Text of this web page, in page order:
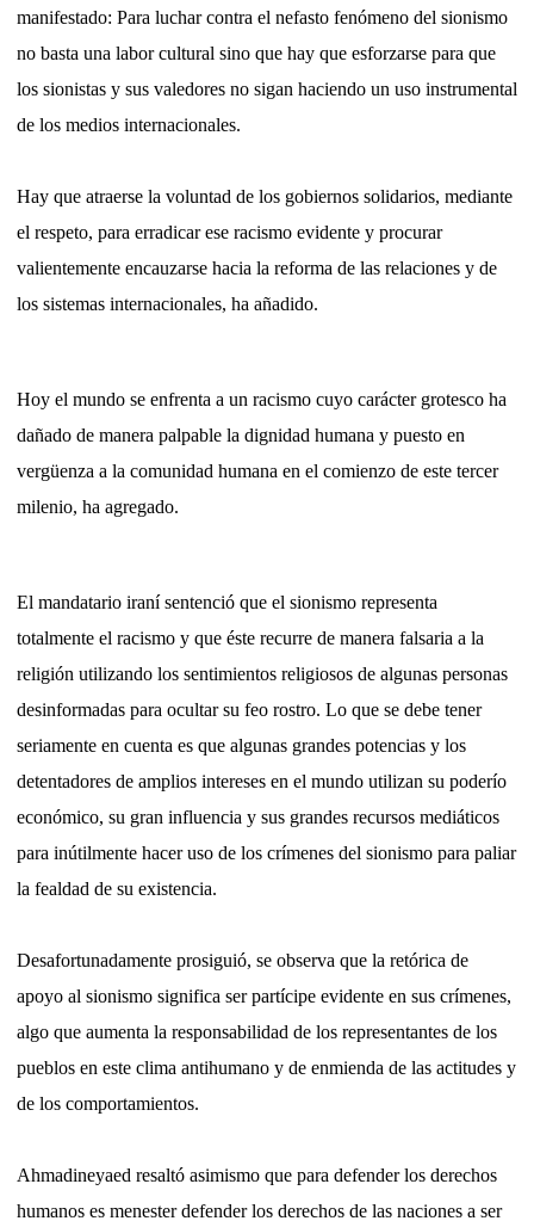
manifestado: Para luchar contra el nefasto fenómeno del sionismo
no basta una labor cultural sino que hay que esforzarse para que
los sionistas y sus valedores no sigan haciendo un uso instrumental
de los medios internacionales.
Hay que atraerse la voluntad de los gobiernos solidarios, mediante
el respeto, para erradicar ese racismo evidente y procurar
valientemente encauzarse hacia la reforma de las relaciones y de
los sistemas internacionales, ha añadido.
Hoy el mundo se enfrenta a un racismo cuyo carácter grotesco ha
dañado de manera palpable la dignidad humana y puesto en
vergüenza a la comunidad humana en el comienzo de este tercer
milenio, ha agregado.
El mandatario iraní sentenció que el sionismo representa
totalmente el racismo y que éste recurre de manera falsaria a la
religión utilizando los sentimientos religiosos de algunas personas
desinformadas para ocultar su feo rostro. Lo que se debe tener
seriamente en cuenta es que algunas grandes potencias y los
detentadores de amplios intereses en el mundo utilizan su poderío
económico, su gran influencia y sus grandes recursos mediáticos
para inútilmente hacer uso de los crímenes del sionismo para paliar
la fealdad de su existencia.
Desafortunadamente prosiguió, se observa que la retórica de
apoyo al sionismo significa ser partícipe evidente en sus crímenes,
algo que aumenta la responsabilidad de los representantes de los
pueblos en este clima antihumano y de enmienda de las actitudes y
de los comportamientos.
Ahmadineyaed resaltó asimismo que para defender los derechos
humanos es menester defender los derechos de las naciones a ser